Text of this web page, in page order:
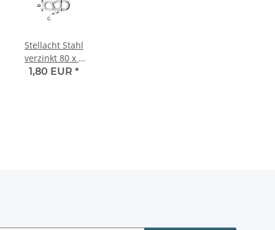
Stellacht Stahl
verzinkt 80 x 8
mm für Seil bis
1,80 EUR *